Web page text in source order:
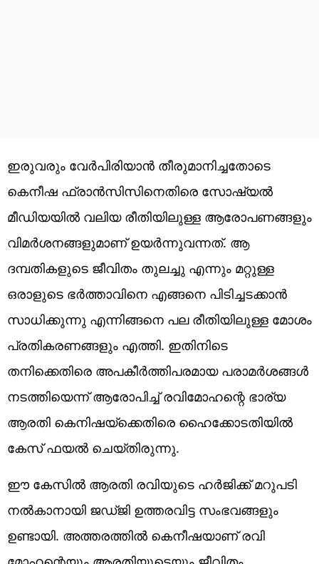
ഇരുവരും വേർപിരിയാൻ തീരുമാനിച്ചതോടെ
കെനീഷ ഫ്രാൻസിസിനെതിരെ സോഷ്യൽ
മീഡിയയിൽ വലിയ രീതിയിലുള്ള ആരോപണങ്ങളും
വിമർശനങ്ങളുമാണ് ഉയർന്നുവന്നത്. ആ
ദമ്പതികളുടെ ജീവിതം തുലച്ചു എന്നും മറ്റുള്ള
ഒരാളുടെ ഭർത്താവിനെ എങ്ങനെ പിടിച്ചടക്കാൻ
സാധിക്കുന്നു എന്നിങ്ങനെ പല രീതിയിലുള്ള മോശം
പ്രതികരണങ്ങളും എത്തി. ഇതിനിടെ
തനിക്കെതിരെ അപകീർത്തിപരമായ പരാമർശങ്ങൾ
നടത്തിയെന്ന് ആരോപിച്ച് രവിമോഹന്റെ ഭാര്യ
ആരതി കെനിഷയ്ക്കെതിരെ ഹൈക്കോടതിയിൽ
കേസ് ഫയൽ ചെയ്തിരുന്നു.
ഈ കേസിൽ ആരതി രവിയുടെ ഹർജിക്ക് മറുപടി
നൽകാനായി ജഡ്ജി ഉത്തരവിട്ട സംഭവങ്ങളും
ഉണ്ടായി. അത്തരത്തിൽ കെനീഷയാണ് രവി